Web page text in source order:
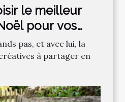
le meilleur
pour vos
pas, et avec lui, la
à partager en